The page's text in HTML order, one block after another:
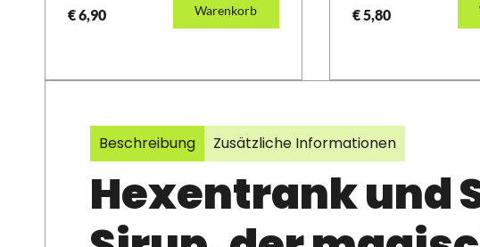
€6,90
Warenkorb
€5,80
Beschreibung Zusätzliche Informationen
Hexentrank und